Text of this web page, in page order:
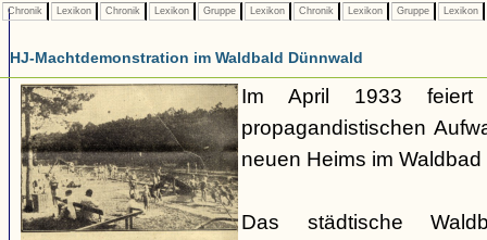
Chronik Lexikon Chronik Lexikon Gruppe Lexikon Chronik Lexikon Gruppe Lexikon
HJ-Machtdemonstration im Waldbald Dünnwald
Im April 1933
propagandistischen
neuen Heims im
Das städtische